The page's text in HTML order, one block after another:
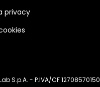
privacy
S.p.A. - P.IVA/CF 12708570150